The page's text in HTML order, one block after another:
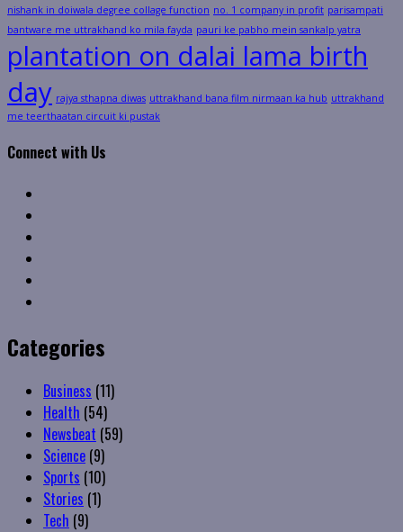
nishank in doiwala degree collage function no. 1 company in profit parisampati
bantware me uttrakhand ko mila fayda pauri ke pabho mein sankalp yatra
plantation on dalai lama birth
day rajya sthapna diwas uttrakhand bana film nirmaan ka hub uttrakhand
me teerthaatan circuit ki pustak
Connect with Us
Categories
Business (11)
Health (54)
Newsbeat (59)
Science (9)
Sports (10)
Stories (1)
Tech (9)